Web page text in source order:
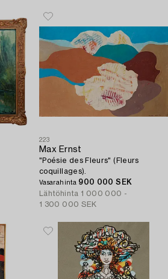
223
Max Ernst
"Poésie des Fleurs" (Fleurs
coquillages).
Vasarahinta 900 000 SEK
Lähtöhinta 1 000 000 -
1 300 000 SEK